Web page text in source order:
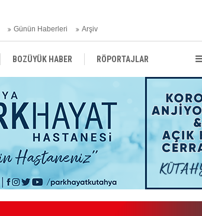
Günün Haberleri Arşiv
BOZÜYÜK HABER RÖPORTAJLAR